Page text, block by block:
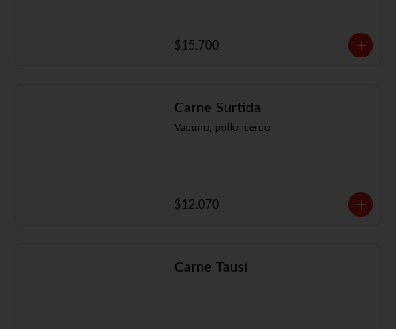
$15.700
Carne Surtida
Vacuno, pollo, cerdo
$12.070
Carne Tausí